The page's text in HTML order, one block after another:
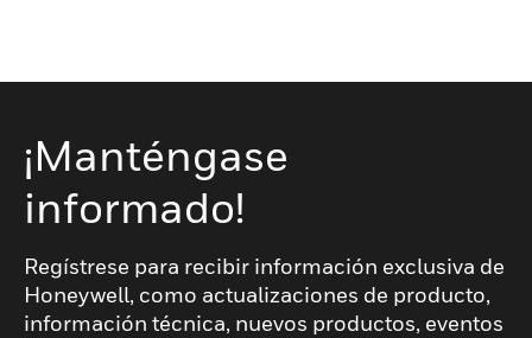
¡Manténgase
informado!
Regístrese para recibir información exclusiva de
Honeywell, como actualizaciones de producto,
información técnica, nuevos productos, eventos